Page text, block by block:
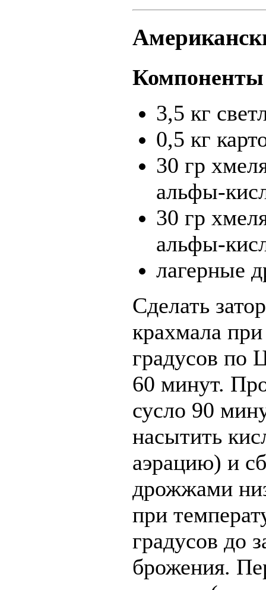
Компоненты
3,5 кг
0,5 кг
30 гр
альфы-
30 гр
альфы-
лагерные
Сделать
крахмала
градусов по
60 минут.
сусло 90
насытить
аэрацию) и
дрожжами
при
градусов до
брожения.